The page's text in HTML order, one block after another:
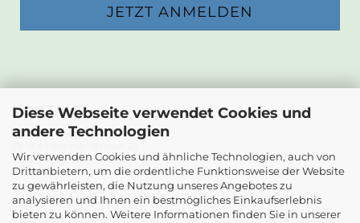
Diese Webseite verwendet Cookies und
andere Technologien
Wir verwenden Cookies und ähnliche Technologien, auch von
Drittanbietern, um die ordentliche Funktionsweise der Website
zu gewährleisten, die Nutzung unseres Angebotes zu
analysieren und Ihnen ein bestmögliches Einkaufserlebnis
bieten zu können. Weitere Informationen finden Sie in unserer
KONTAKT
Die Papierwerkstatt
2232 Deutsch-Wagram
Email: info@diepapierwerkstatt.at
Tel. +43 664 5261978